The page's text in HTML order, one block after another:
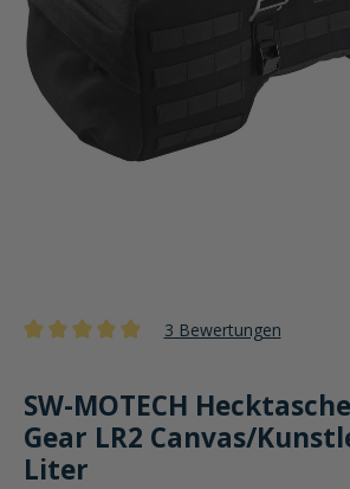
3 Bewertungen
SW-MOTECH
Gear LR2 Canvas/
Liter